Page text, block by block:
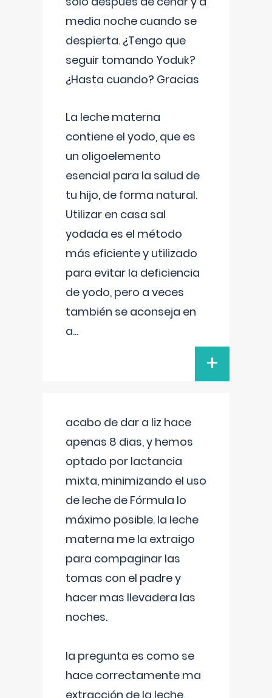
media noche cuando se
despierta. ¿Tengo que
seguir tomando Yoduk?
¿Hasta cuando? Gracias
La leche materna
contiene el yodo, que es
un oligoelemento
esencial para la salud de
tu hijo, de forma natural.
Utilizar en casa sal
yodada es el método
más eficiente y utilizado
para evitar la deficiencia
de yodo, pero a veces
también se aconseja en
a...
+
acabo de dar a liz hace
apenas 8 dias, y hemos
optado por lactancia
mixta, minimizando el uso
de leche de Fórmula lo
máximo posible. la leche
materna me la extraigo
para compaginar las
tomas con el padre y
hacer mas llevadera las
noches.
la pregunta es como se
hace correctamente ma
extracción de la leche,